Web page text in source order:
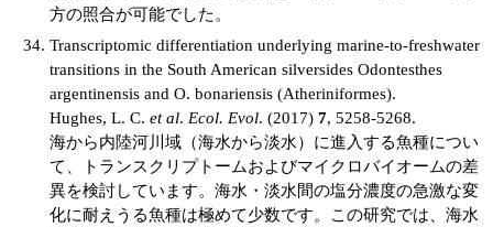
方の照合が可能でした。
Transcriptomic differentiation underlying marine-to-freshwater
transitions in the South American silversides Odontesthes
argentinensis and O. bonariensis (Atheriniformes).
Hughes, L. C. et al. Ecol. Evol. (2017) 7, 5258-5268.
海から内陸河川域（海水から淡水）に進入する魚種につい
て、トランスクリプトームおよびマイクロバイオームの差
異を検討しています。海水・淡水間の塩分濃度の急激な変
化に耐えうる魚種は極めて少数です。この研究では、海水